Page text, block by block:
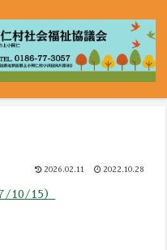
2026.02.11 2022.10.28
10/15）